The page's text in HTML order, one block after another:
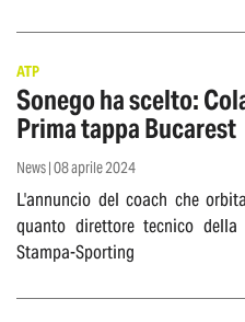
ATP
Sonego ha scelto:
Prima tappa Bucarest
News | 08 aprile 2024
L'annuncio del coach che
quanto direttore tecnico
Stampa-Sporting